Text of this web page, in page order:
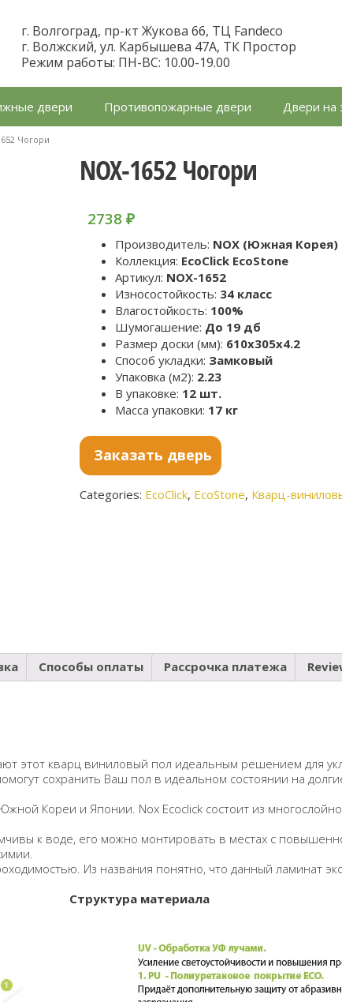
г. Волгоград, пр-кт Жукова 66, ТЦ Fandeco
г. Волжский, ул. Карбышева 47А, ТК Простор
Режим работы: ПН-ВС: 10.00-19.00
двери Противопожарные двери Двери на
Чогори
NOX-1652 Чогори
2738₽
Производитель: NOX (Южная Корея)
Коллекция: EcoClick EcoStone
Артикул: NOX-1652
Износостойкость: 34 класс
Влагостойкость: 100%
Шумогашение: До 19 дб
Размер доски (мм): 610x305x4.2
Способ укладки: Замковый
Упаковка (м2): 2.23
В упаковке: 12 шт.
Масса упаковки: 17 кг
Заказать дверь
Categories: EcoClick, EcoStone, Кварц-
Способы оплаты Рассрочка платежа
этот кварц виниловый пол идеальным решением для
сохранить Ваш пол в идеальном состоянии на
Кореи и Японии. Nox Ecoclick состоит из
к воде, его можно монтировать в местах с
Из названия понятно, что данный ламинат
Структура материала